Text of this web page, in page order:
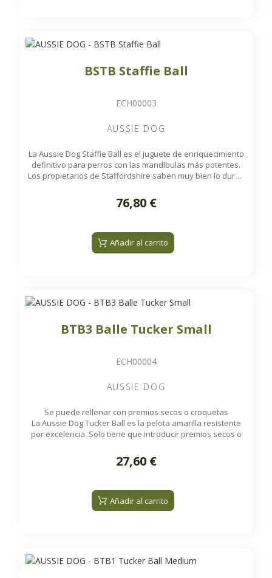
BSTB Staffie Ball
ECH00003
AUSSIE DOG
La Aussie Dog Staffie Ball es el juguete de enriquecimiento
definitivo para perros con las mandíbulas más potentes.
Los propietarios de Staffordshire saben muy bien lo duros
Ball está diseñada para estar a la altura del desafío.
76,80 €
Añadir al carrito
BTB3 Balle Tucker Small
ECH00004
AUSSIE DOG
Se puede rellenar con premios secos o croquetas
La Aussie Dog Tucker Ball es la pelota amarilla resistente
por excelencia. Solo tiene que introducir premios secos o
entretenimiento en solitario.
Al rodar, la pelota libera las recompensas de forma
aleatoria, mientras que el sonajero interno proporciona
entretenido incluso cuando ya no quedan premios en el
interior.
27,60 €
Añadir al carrito